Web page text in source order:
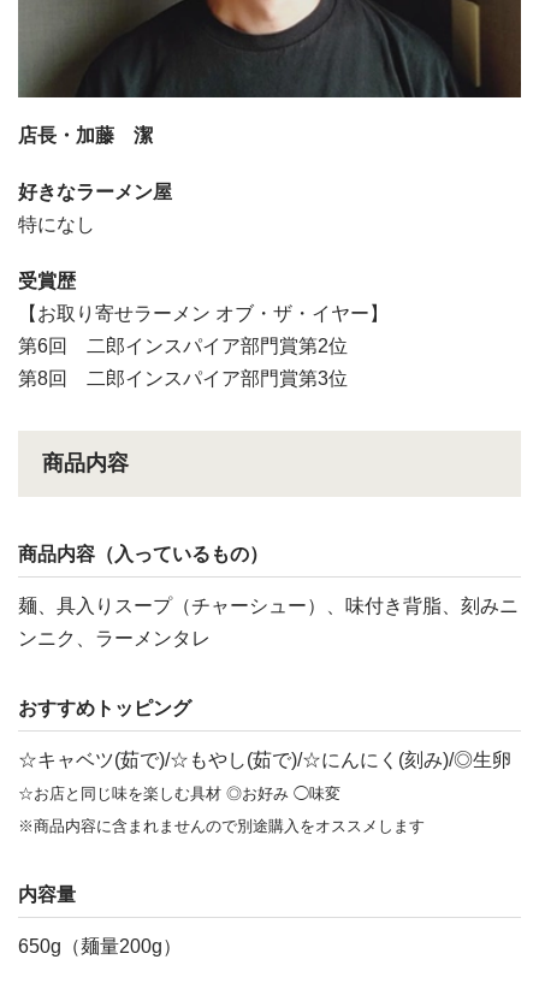
店長・加藤 潔
好きなラーメン屋
特になし
受賞歴
【お取り寄せラーメン オブ・ザ・イヤー】
第6回 二郎インスパイア部門賞第2位
第8回 二郎インスパイア部門賞第3位
商品内容
商品内容（入っているもの）
麺、具入りスープ（チャーシュー）、味付き背脂、刻みニ
ンニク、ラーメンタレ
おすすめトッピング
☆キャベツ(茹で)/☆もやし(茹で)/☆にんにく(刻み)/◎生卵
☆お店と同じ味を楽しむ具材 ◎お好み ◯味変
※商品内容に含まれませんので別途購入をオススメします
内容量
650g（麺量200g）